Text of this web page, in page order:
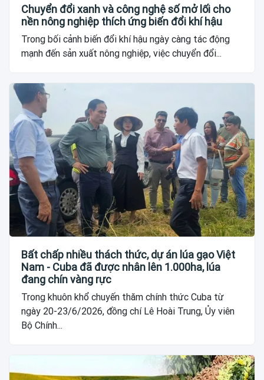
Chuyển đổi xanh và công nghệ số mở lối cho
nền nông nghiệp thích ứng biến đổi khí hậu
Trong bối cảnh biến đổi khí hậu ngày càng tác động
mạnh đến sản xuất nông nghiệp, việc chuyển đổi...
Bất chấp nhiều thách thức, dự án lúa gạo Việt
Nam - Cuba đã được nhân lên 1.000ha, lúa
đang chín vàng rực
Trong khuôn khổ chuyến thăm chính thức Cuba từ
ngày 20-23/6/2026, đồng chí Lê Hoài Trung, Ủy viên
Bộ Chính...